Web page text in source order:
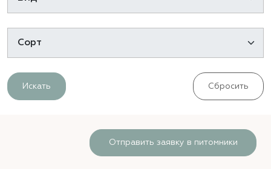
Искать Сбросить
Отправить заявку в питомники